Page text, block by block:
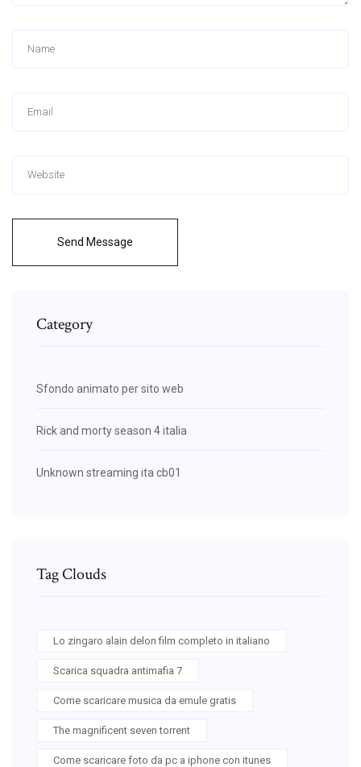
Send Message
Category
Sfondo animato per sito web
Rick and morty season 4 italia
Unknown streaming ita cb01
Tag Clouds
Lo zingaro alain delon film completo in italiano
Scarica squadra antimafia 7
Come scaricare musica da emule gratis
The magnificent seven torrent
Come scaricare foto da pc a iphone con itunes